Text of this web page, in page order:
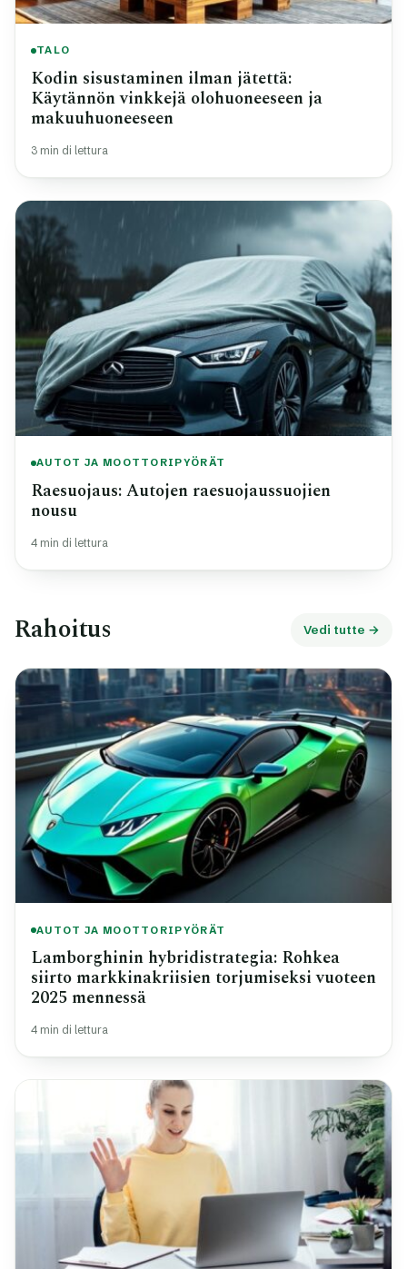
TALO
Kodin sisustaminen ilman jätettä:
Käytännön vinkkejä olohuoneeseen ja
makuuhuoneeseen
3 min di lettura
AUTOT JA MOOTTORIPYÖRÄT
Raesuojaus: Autojen raesuojaussuojien
nousu
4 min di lettura
Rahoitus Vedi tutte →
AUTOT JA MOOTTORIPYÖRÄT
Lamborghinin hybridistrategia: Rohkea
siirto markkinakriisien torjumiseksi vuoteen
2025 mennessä
4 min di lettura